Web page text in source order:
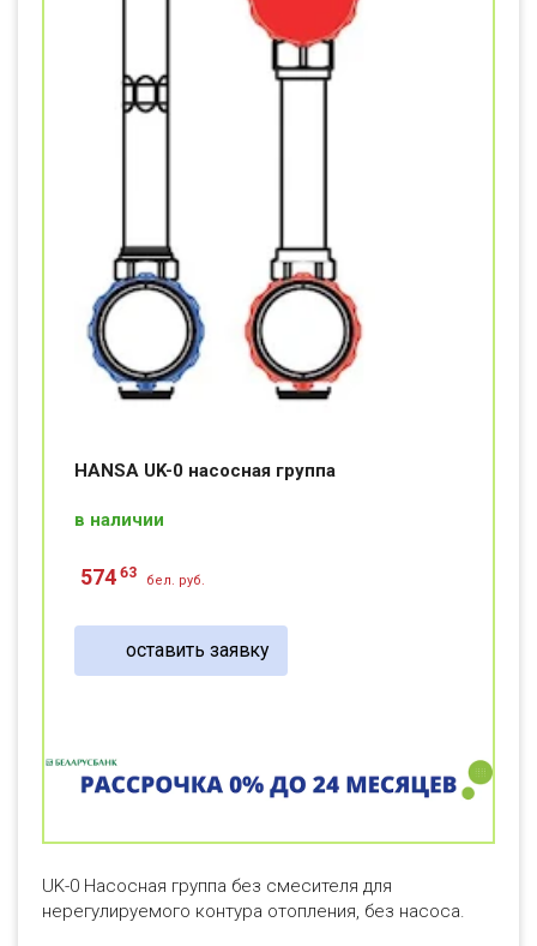
HANSA UK-0 насосная группа
в наличии
574 63 бел. руб.
оставить заявку
UK-0 Насосная группа без смесителя для
нерегулируемого контура отопления, без насоса.